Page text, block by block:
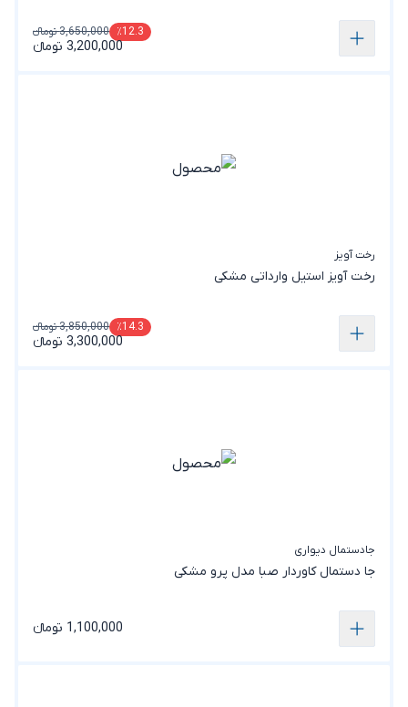
٪12.3 3,650,000 تومانء
3,200,000 تومانء
رخت آویز
رخت‌ آویز استیل وارداتی مشکی
٪14.3 3,850,000 تومانء
3,300,000 تومانء
جادستمال دیواری
جا دستمال کاوردار صبا مدل پرو مشکی
1,100,000 تومانء